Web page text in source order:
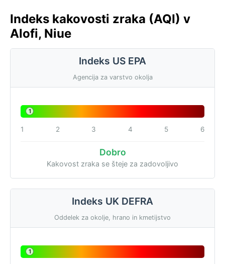
Indeks kakovosti zraka (AQI) v
Alofi, Niue
Indeks US EPA
Agencija za varstvo okolja
1
1 2 3 4 5 6
Dobro
Kakovost zraka se šteje za zadovoljivo
Indeks UK DEFRA
Oddelek za okolje, hrano in kmetijstvo
1